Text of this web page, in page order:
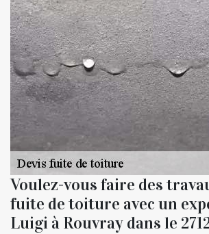
Voulez-vous faire des
fuite de toiture avec un
Luigi à Rouvray dans le